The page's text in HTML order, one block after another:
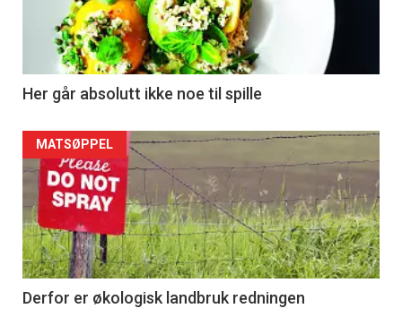
Her går absolutt ikke noe til spille
MATSØPPEL
Derfor er økologisk landbruk redningen